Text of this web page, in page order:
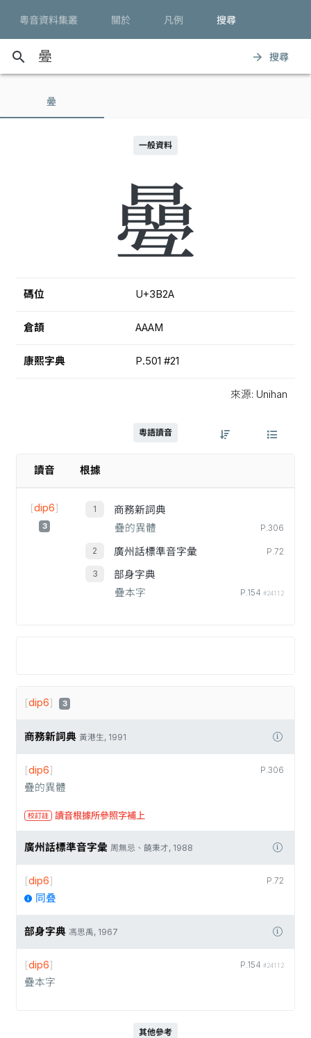
粵音資料集叢 關於 凡例 搜尋
search arrow_forward 搜尋
㬪
一般資料
㬪
碼位 U+3B2A
倉頡 AAAM
康熙字典 P.501 #21
來源: Unihan
粵語讀音
讀音 根據
[dip6]
3
商務新詞典
疊的異體
P.306
廣州話標準音字彙 P.72
部身字典
疊本字
P.154 #24112
[dip6] 3
商務新詞典 黃港生, 1991
P.306
[dip6]
疊的異體
校訂註 讀音根據所參照字補上
廣州話標準音字彙 周無忌、饒秉才, 1988
P.72
[dip6]
同叠
部身字典 馮思禹, 1967
P.154 #24112
[dip6]
疊本字
其他參考